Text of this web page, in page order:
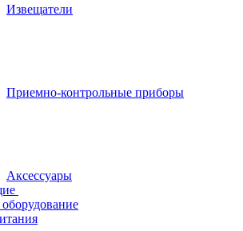
Извещатели
Приемно-контрольные приборы
Аксессуары